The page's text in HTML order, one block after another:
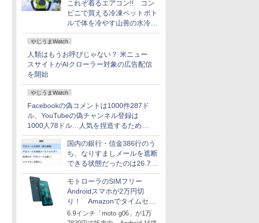
これぞ着るエアコン!! コン
ビニで買える冷凍ペットボト
ルで体を冷やす山善の水冷ベ
ストがロードバイクにちょう
どいい【ぼっち・ざ・ろー
ど！その14】
やじうまWatch
人類はもうお呼びじゃない？ 米ニュー
スサイトがAIクローラー対象の広告配信
を開始
やじうまWatch
Facebookの偽コメントは1000件287ド
ル、YouTubeの偽チャンネル登録は
1000人78ドル…人気を捏造するための
価格リストが公開中
国内の銀行・信金386行のう
ち、なりすましメールを遮断
できる状態だったのは26.7％
にとどまる～GMOブランド
セキュリティ調査
モトローラのSIMフリー
Androidスマホが2万円切
り！ Amazonでタイムセー
ル
6.9インチ「moto g06」が1万